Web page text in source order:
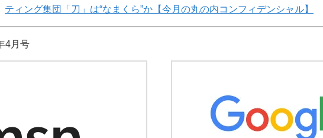
ティング集団「刀」は“なまくら”か【今月の丸の内コンフィデンシャル】
4月号